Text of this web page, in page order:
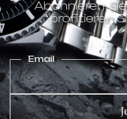
Abonnieren
profitieren
Email